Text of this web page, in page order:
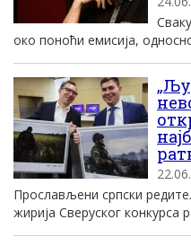
око поноћи емисија,
Прослављени српски
жирија Сверуског конкурса